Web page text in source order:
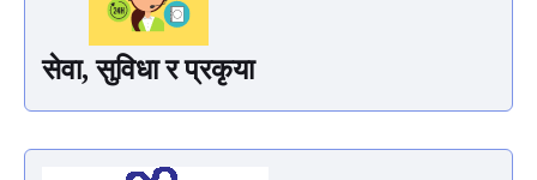
सेवा, सुविधा र प्रकृया